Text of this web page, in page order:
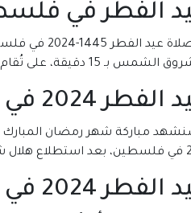
في فلسطين
إمكانية إقامتها حتى دخول وقت صلاة الظهر.
في رفح | فلسطين
في رفح | فلسطين